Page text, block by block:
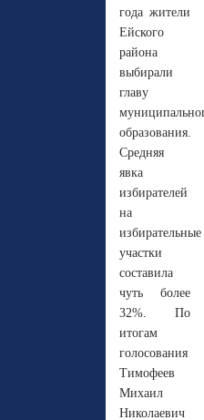
года жители
Ейского
района
выбирали
главу
образования.
Средняя
явка
избирателей
на
избирательные
участки
составила
чуть более
32%. По
итогам
голосования
Тимофеев
Михаил
Николаевич